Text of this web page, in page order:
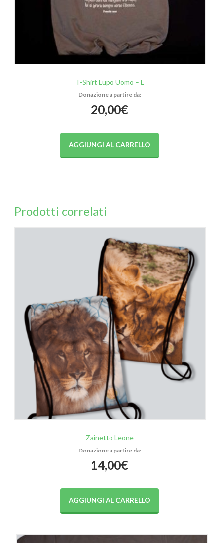
T-Shirt Lupo Uomo – L
20,00€
AGGIUNGI AL CARRELLO
Prodotti correlati
Zainetto Leone
14,00€
AGGIUNGI AL CARRELLO